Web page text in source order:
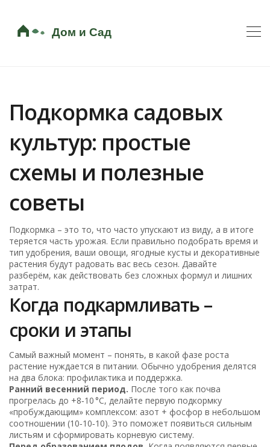
Подкормка садовых
культур: простые
схемы и полезные
советы
Подкормка – это то, что часто упускают из виду, а в итоге
теряется часть урожая. Если правильно подобрать время и
тип удобрения, ваши овощи, ягодные кусты и декоративные
растения будут радовать вас весь сезон. Давайте
разберём, как действовать без сложных формул и лишних
затрат.
Когда подкармливать –
сроки и этапы
Самый важный момент – понять, в какой фазе роста
растение нуждается в питании. Обычно удобрения делятся
на два блока: профилактика и поддержка.
Ранний весенний период. После того как почва
прогрелась до +8‑10 °C, делайте первую подкормку
«пробуждающим» комплексом: азот + фосфор в небольшом
соотношении (10‑10‑10). Это поможет появиться сильным
листьям и сформировать корневую систему.